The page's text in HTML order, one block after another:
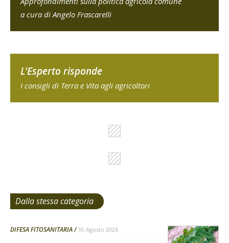
a cura di Angelo Frascarelli
L'Esperto risponde
I consigli di Terra e Vita agli agricoltori
Dalla stessa categoria
DIFESA FITOSANITARIA 10 Agosto 2026